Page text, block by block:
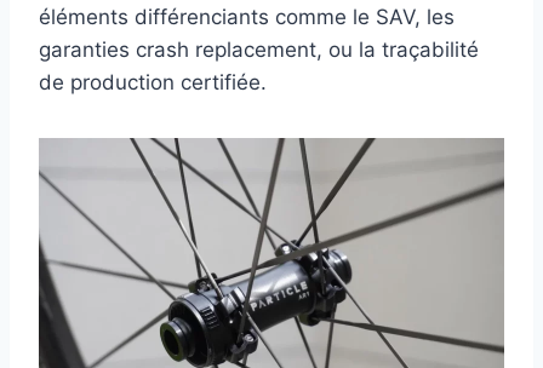
éléments différenciants comme le SAV, les
garanties crash replacement, ou la traçabilité
de production certifiée.